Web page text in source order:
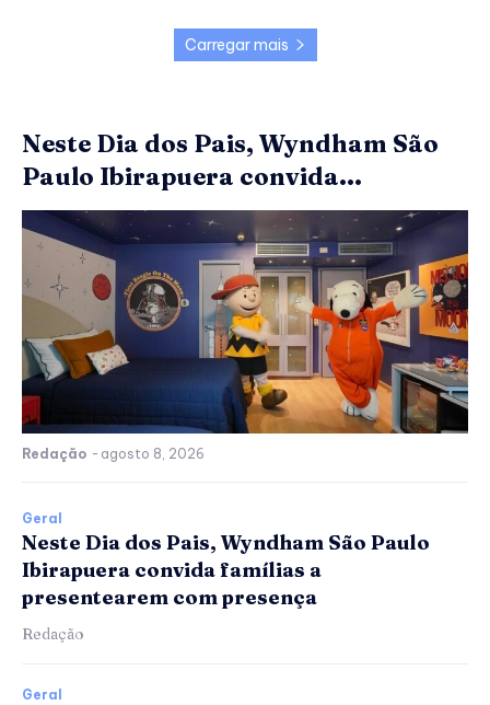
Carregar mais
Neste Dia dos Pais, Wyndham São
Paulo Ibirapuera convida...
Redação - agosto 8, 2026
Geral
Neste Dia dos Pais, Wyndham São Paulo
Ibirapuera convida famílias a
presentearem com presença
Redação
Geral